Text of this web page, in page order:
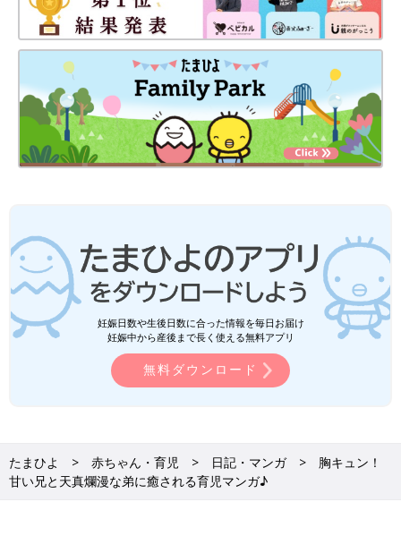
妊娠日数や生後日数に合った情報を毎日お届け
妊娠中から産後まで長く使える無料アプリ
無料ダウンロード
たまひよ 赤ちゃん・育児 日記・マンガ
胸キュン！
甘い兄と天真爛漫な弟に癒される育児マンガ♪